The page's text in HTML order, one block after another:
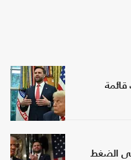
الضغط